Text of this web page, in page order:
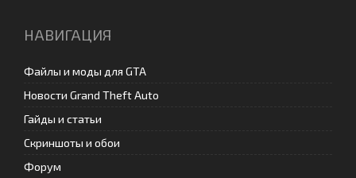
НАВИГАЦИЯ
Файлы и моды для GTA
Новости Grand Theft Auto
Гайды и статьи
Скриншоты и обои
Форум